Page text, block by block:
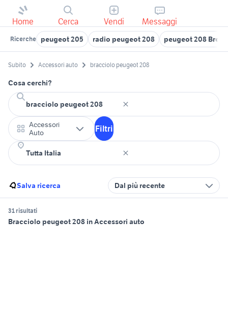
Home Cerca Vendi Messaggi
Ricerche peugeot 205 radio peugeot 208 peugeot 208
Subito Accessori auto bracciolo peugeot 208
Cosa cerchi?
Accessori
Auto
Filtri
Salva ricerca Dal più recente
31 risultati
Bracciolo peugeot 208 in Accessori auto